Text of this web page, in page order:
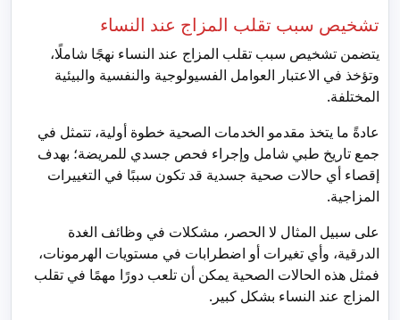
تشخيص سبب تقلب المزاج عند النساء
يتضمن تشخيص سبب تقلب المزاج عند النساء نهجًا شاملًا،
وتؤخذ في الاعتبار العوامل الفسيولوجية والنفسية والبيئية
المختلفة.
عادةً ما يتخذ مقدمو الخدمات الصحية خطوة أولية، تتمثل في
جمع تاريخ طبي شامل وإجراء فحص جسدي للمريضة؛ بهدف
إقصاء أي حالات صحية جسدية قد تكون سببًا في التغييرات
المزاجية.
على سبيل المثال لا الحصر، مشكلات في وظائف الغدة
الدرقية، وأي تغيرات أو اضطرابات في مستويات الهرمونات،
فمثل هذه الحالات الصحية يمكن أن تلعب دورًا مهمًا في تقلب
المزاج عند النساء بشكل كبير.